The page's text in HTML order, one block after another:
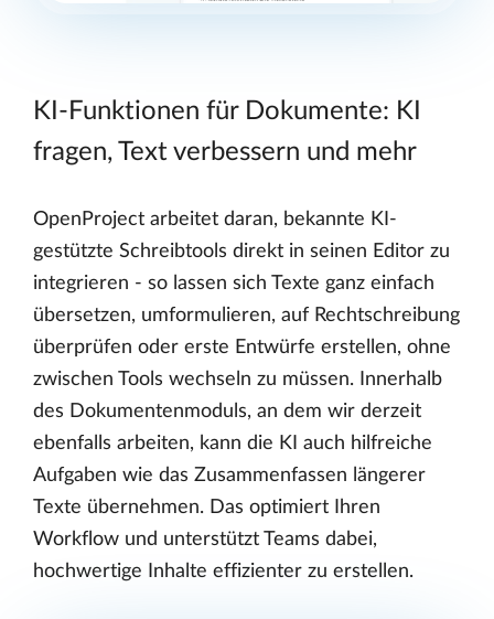
KI-Funktionen für Dokumente: KI
fragen, Text verbessern und mehr
OpenProject arbeitet daran, bekannte KI-
gestützte Schreibtools direkt in seinen Editor zu
integrieren - so lassen sich Texte ganz einfach
übersetzen, umformulieren, auf Rechtschreibung
überprüfen oder erste Entwürfe erstellen, ohne
zwischen Tools wechseln zu müssen. Innerhalb
des Dokumentenmoduls, an dem wir derzeit
ebenfalls arbeiten, kann die KI auch hilfreiche
Aufgaben wie das Zusammenfassen längerer
Texte übernehmen. Das optimiert Ihren
Workflow und unterstützt Teams dabei,
hochwertige Inhalte effizienter zu erstellen.